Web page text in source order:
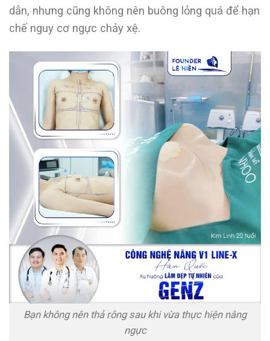
dẫn, nhưng cũng không nên buông lỏng quá để hạn
chế nguy cơ ngực chảy xệ.
Bạn không nên thả rông sau khi vừa thực hiện nâng
ngực